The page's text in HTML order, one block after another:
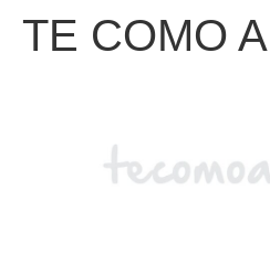
TE COMO